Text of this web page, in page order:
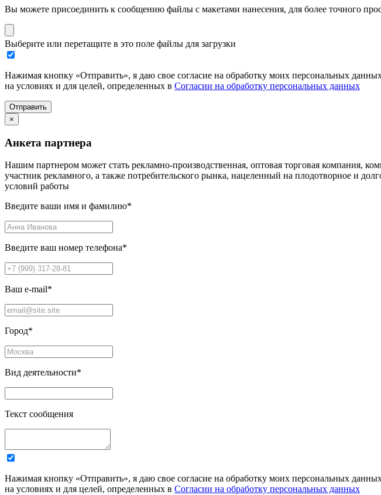
Вы можете присоединить к сообщению файлы с макетами нанесения, для более точного
Выберите или перетащите в это поле файлы для загрузки
Нажимая кнопку «Отправить», я даю свое согласие на обработку моих персональных
на условиях и для целей, определенных в Согласии на обработку персональных данных
Отправить
×
Анкета партнера
Нашим партнером может стать рекламно-производственная, оптовая торговая компания,
участник рекламного, а также потребительского рынка, нацеленный на плодотворное и
условий работы
Введите ваши имя и фамилию*
Введите ваш номер телефона*
Ваш e-mail*
Город*
Вид деятельности*
Текст сообщения
Нажимая кнопку «Отправить», я даю свое согласие на обработку моих персональных
на условиях и для целей, определенных в Согласии на обработку персональных данных